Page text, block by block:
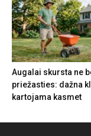
Augalai skursta ne
priežasties: dažna
kartojama kasmet